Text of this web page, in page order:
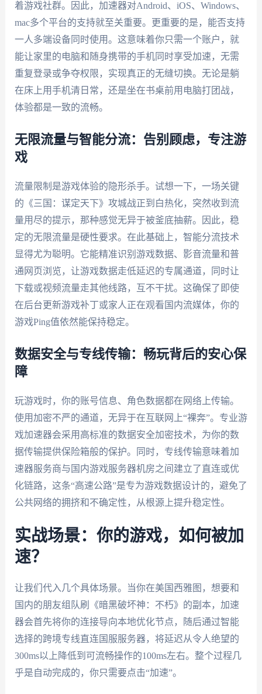
着游戏社群。因此，加速器对Android、iOS、Windows、
mac多个平台的支持就至关重要。更重要的是，能否支持
一人多端设备同时使用。这意味着你只需一个账户，就
能让家里的电脑和随身携带的手机同时享受加速，无需
重复登录或争夺权限，实现真正的无缝切换。无论是躺
在床上用手机清日常，还是坐在书桌前用电脑打团战，
体验都是一致的流畅。
无限流量与智能分流：告别顾虑，专注游
戏
流量限制是游戏体验的隐形杀手。试想一下，一场关键
的《三国：谋定天下》攻城战正到白热化，突然收到流
量用尽的提示，那种感觉无异于被釜底抽薪。因此，稳
定的无限流量是硬性要求。在此基础上，智能分流技术
显得尤为聪明。它能精准识别游戏数据、影音流量和普
通网页浏览，让游戏数据走低延迟的专属通道，同时让
下载或视频流量走其他线路，互不干扰。这确保了即使
在后台更新游戏补丁或家人正在观看国内流媒体，你的
游戏Ping值依然能保持稳定。
数据安全与专线传输：畅玩背后的安心保
障
玩游戏时，你的账号信息、角色数据都在网络上传输。
使用加密不严的通道，无异于在互联网上“裸奔”。专业游
戏加速器会采用高标准的数据安全加密技术，为你的数
据传输提供保险箱般的保护。同时，专线传输意味着加
速器服务商与国内游戏服务器机房之间建立了直连或优
化链路，这条“高速公路”是专为游戏数据设计的，避免了
公共网络的拥挤和不确定性，从根源上提升稳定性。
实战场景：你的游戏，如何被加
速？
让我们代入几个具体场景。当你在美国西雅图，想要和
国内的朋友组队刷《暗黑破坏神：不朽》的副本，加速
器会首先将你的连接导向本地优化节点，随后通过智能
选择的跨境专线直连国服服务器，将延迟从令人绝望的
300ms以上降低到可流畅操作的100ms左右。整个过程几
乎是自动完成的，你只需要点击“加速”。